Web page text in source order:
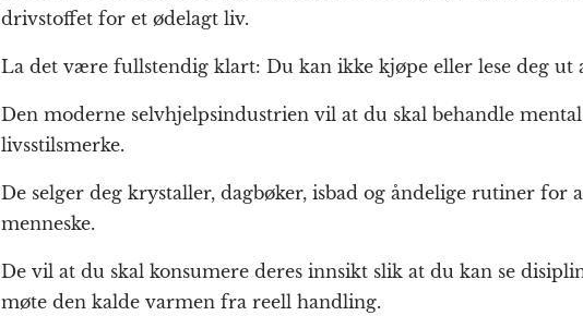
drivstoffet for et ødelagt liv.
La det være fullstendig klart: Du kan ikke kjøpe eller lese deg ut
Den moderne selvhjelpsindustrien vil at du skal behandle
livsstilsmerke.
De selger deg krystaller, dagbøker, isbad og åndelige rutiner for
menneske.
De vil at du skal konsumere deres innsikt slik at du kan se
møte den kalde varmen fra reell handling.